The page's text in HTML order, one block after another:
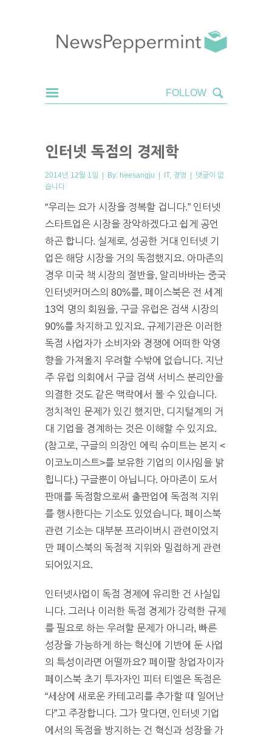
인터넷 독점의 경제학
2014년 12월 1일 | By: heesangju | IT, 경영 | 댓글이 없
습니다
“우리는 요가 시장을 정복할 겁니다.” 인터넷
스타트업은 시장을 장악하겠다고 쉽게 공언
하곤 합니다. 실제로, 성공한 거대 인터넷 기
업은 해당 시장을 거의 독점했지요. 아마존의
경우 미국 책 시장의 절반을, 알리바바는 중국
인터넷커머스의 80%를, 페이스북은 전 세계
13억 명의 회원을, 구글 유럽은 검색 시장의
90%를 차지하고 있지요. 규제기관은 이러한
독점 사업자가 소비자와 경쟁에 어떠한 악영
향을 가져올지 우려할 수밖에 없습니다. 지난
주 유럽 의회에서 구글 검색 서비스 분리안을
의결한 것도 같은 맥락에서 볼 수 있습니다.
정치적인 문제가 있긴 했지만, 디지털계의 거
대 기업을 경계하는 것은 이해할 수 있지요.
(참고로, 구글의 의장인 에릭 슈미트는 본지 <
이코노미스트>를 보유한 기업의 이사임을 밝
힙니다.) 구글뿐이 아닙니다. 아마존이 도서
판매를 독점함으로써 출판업에 독점적 지위
를 행사한다는 기소도 있었습니다. 페이스북
관련 기소는 대부분 프라이버시 관련이었지
만 페이스북의 독점적 지위와 밀접하게 관련
되어있지요.
인터넷사업이 독점 경제에 유리한 건 사실입
니다. 그러나 이러한 독점 경제가 강력한 규제
를 필요로 하는 우려할 문제가 아니라, 빠른
성장을 가능하게 하는 혁신에 기반에 둔 사업
의 특성이라면 어떨까요? 페이팔 창업자이자
페이스북 초기 투자자인 피터 티엘은 독점은
“세상에 새로운 카테고리를 추가할 때 일어난
다”고 주장합니다. 그가 맞다면, 인터넷 기업
에서의 독점을 방지하는 건 혁신과 성장을 가